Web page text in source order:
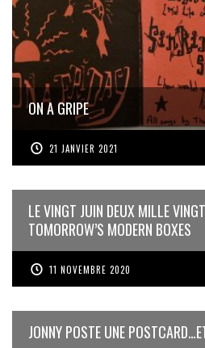
ON A GRIPE
21 JANVIER 2021
LE VINGT JUIN DEUX MILLE
TOMORROW’S MODERN BOXES
11 NOVEMBRE 2020
JONNY POSTE UNE